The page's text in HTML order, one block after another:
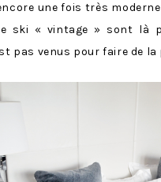
une fois très
ski « vintage » sont là
pas venus pour faire de